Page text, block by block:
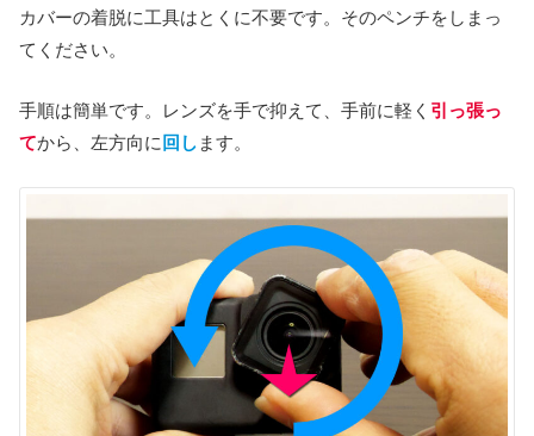
カバーの着脱に工具はとくに不要です。そのペンチをしまっ
てください。
手順は簡単です。レンズを手で抑えて、手前に軽く 引っ張っ
てから、左方向に 回し ます。